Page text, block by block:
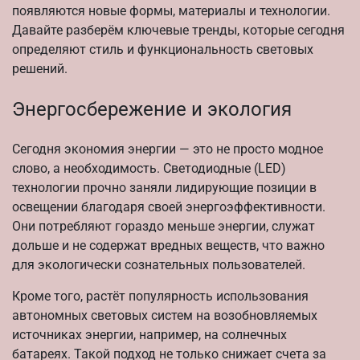
появляются новые формы, материалы и технологии.
Давайте разберём ключевые тренды, которые сегодня
определяют стиль и функциональность световых
решений.
Энергосбережение и экология
Сегодня экономия энергии — это не просто модное
слово, а необходимость. Светодиодные (LED)
технологии прочно заняли лидирующие позиции в
освещении благодаря своей энергоэффективности.
Они потребляют гораздо меньше энергии, служат
дольше и не содержат вредных веществ, что важно
для экологически сознательных пользователей.
Кроме того, растёт популярность использования
автономных световых систем на возобновляемых
источниках энергии, например, на солнечных
батареях. Такой подход не только снижает счета за